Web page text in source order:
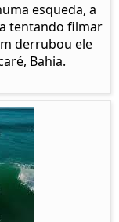
esqueda, a
tentando filmar
derrubou ele
Bahia.